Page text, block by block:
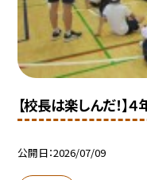
【校長は楽しんだ！】
公開日 2026/07/09